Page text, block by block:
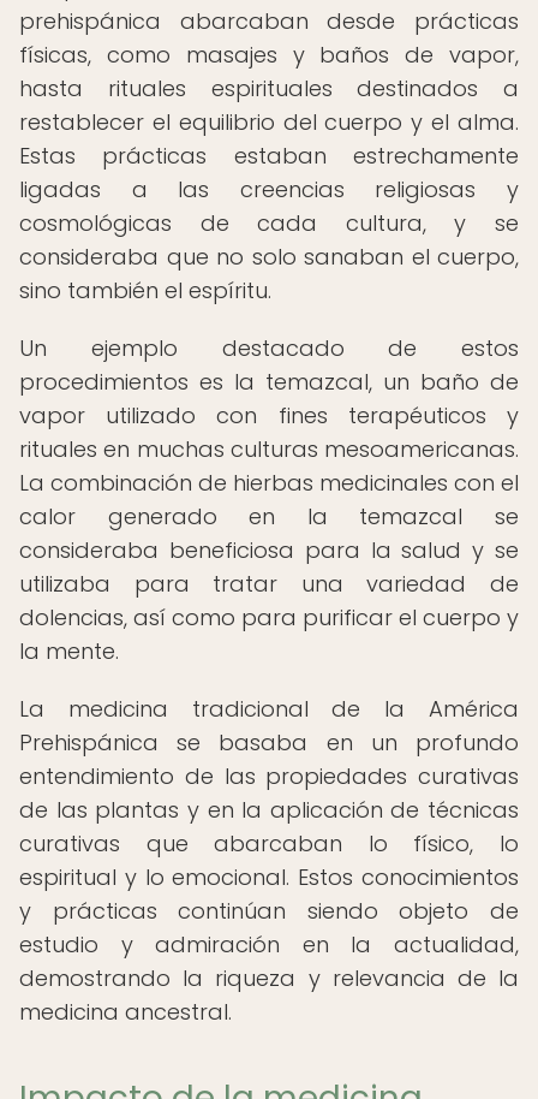
prehispánica abarcaban desde prácticas
físicas, como masajes y baños de vapor,
hasta rituales espirituales destinados a
restablecer el equilibrio del cuerpo y el alma.
Estas prácticas estaban estrechamente
ligadas a las creencias religiosas y
cosmológicas de cada cultura, y se
consideraba que no solo sanaban el cuerpo,
sino también el espíritu.
Un ejemplo destacado de estos
procedimientos es la temazcal, un baño de
vapor utilizado con fines terapéuticos y
rituales en muchas culturas mesoamericanas.
La combinación de hierbas medicinales con el
calor generado en la temazcal se
consideraba beneficiosa para la salud y se
utilizaba para tratar una variedad de
dolencias, así como para purificar el cuerpo y
la mente.
La medicina tradicional de la América
Prehispánica se basaba en un profundo
entendimiento de las propiedades curativas
de las plantas y en la aplicación de técnicas
curativas que abarcaban lo físico, lo
espiritual y lo emocional. Estos conocimientos
y prácticas continúan siendo objeto de
estudio y admiración en la actualidad,
demostrando la riqueza y relevancia de la
medicina ancestral.